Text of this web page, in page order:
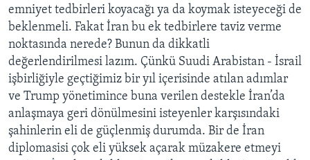
emniyet tedbirleri koyacağı ya da koymak isteyeceği de
beklenmeli. Fakat İran bu ek tedbirlere taviz verme
noktasında nerede? Bunun da dikkatli
değerlendirilmesi lazım. Çünkü Suudi Arabistan - İsrail
işbirliğiyle geçtiğimiz bir yıl içerisinde atılan adımlar
ve Trump yönetimince buna verilen destekle İran’da
anlaşmaya geri dönülmesini isteyenler karşısındaki
şahinlerin eli de güçlenmiş durumda. Bir de İran
diplomasisi çok eli yüksek açarak müzakere etmeyi